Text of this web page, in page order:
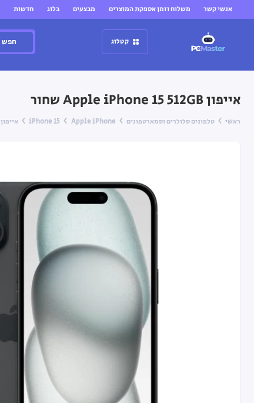
אנשי קשר משלוח וזמן אספקת המוצרים מבצעים בלוג חדשות
קטלוג חפש
אייפון Apple iPhone 15 512GB שחור
ראשי טלפונים סלולרים וסמארטפונים Apple iPhone
iPhone 15 אייפון Apple iPhone 15 512GB שחור